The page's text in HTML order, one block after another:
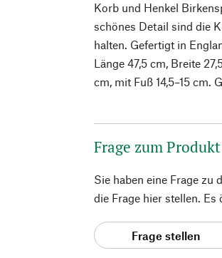
Korb und Henkel
schönes Detail sind die
halten. Gefertigt in
Länge 47,5 cm, Breite
cm, mit Fuß 14,5–15 cm.
Frage zum Produkt
Sie haben eine Frage zu
die Frage hier stellen.
Frage stellen